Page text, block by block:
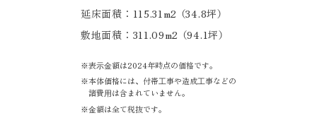
延床面積：115.31m2 （34.8坪）
敷地面積：311.09m2 （94.1坪）
表⽰⾦額は2024年時点の価格です。
本体価格には、付帯⼯事や造成⼯事などの
諸費⽤は含まれていません。
⾦額は全て税抜です。